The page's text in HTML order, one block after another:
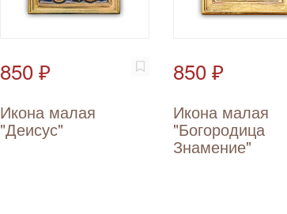
850 ₽
Икона малая
"Деисус"
850 ₽
Икона малая
"Богородица
Знамение"